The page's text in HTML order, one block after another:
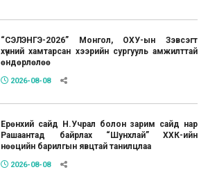
“СЭЛЭНГЭ-2026” Монгол, ОХУ-ын Зэвсэгт
хүчний хамтарсан хээрийн сургууль амжилттай
өндөрлөлөө
2026-08-08
Ерөнхий сайд Н.Учрал болон зарим сайд нар
Рашаантад байрлах “Шунхлай” ХХК-ийн
нөөцийн барилгын явцтай танилцлаа
2026-08-08